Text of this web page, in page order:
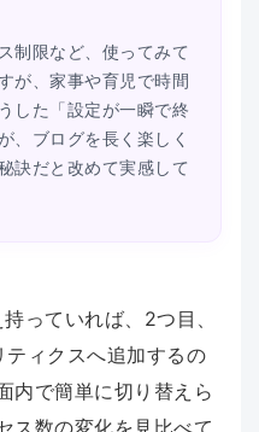
制限など、使ってみて
が、家事や育児で時間
した「設定が一瞬で終
、ブログを長く楽しく
訣だと改めて実感して
っていれば、2つ目、
ィクスへ追加するの
内で簡単に切り替えら
ス数の変化を見比べて